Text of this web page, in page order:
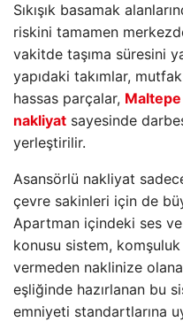
Sıkışık basamak
riskini tamamen
vakitde taşıma süresini
yapıdaki takımlar,
hassas parçalar,
nakliyat sayesinde
yerleştirilir.
Asansörlü nakliyat
çevre sakinleri için de
Apartman içindeki ses
konusu sistem,
vermeden naklinize
eşliğinde hazırlanan bu
emniyeti standartlarına